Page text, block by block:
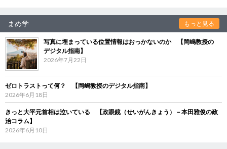
まめ学 もっと見る
写真に埋まっている位置情報はおっかないのか 【岡嶋教授の
デジタル指南】
2026年7月22日
ゼロトラストって何？ 【岡嶋教授のデジタル指南】
2026年6月18日
きっと大平元首相は泣いている 【政眼鏡（せいがんきょう）－本田雅俊の政
治コラム】
2026年6月10日